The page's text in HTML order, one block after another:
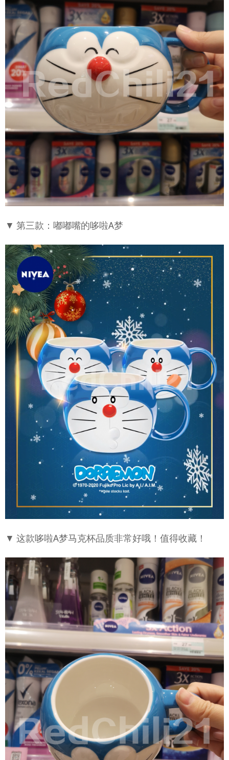
▼ 第三款：嘟嘟嘴的哆啦A梦
▼ 这款哆啦A梦马克杯品质非常好哦！值得收藏！